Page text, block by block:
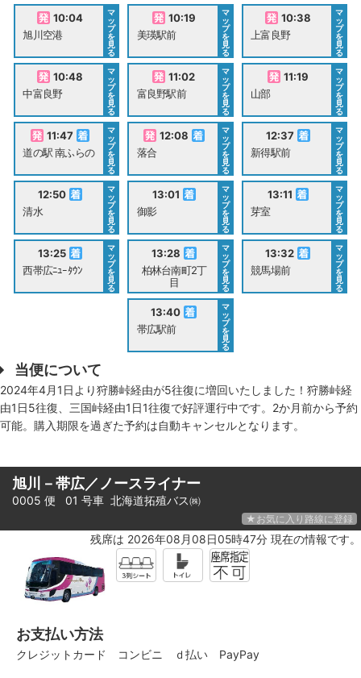
10:04
旭川空港
マ
ッ
プ
を
見
る
10:19
美瑛駅前
マ
ッ
プ
を
見
る
10:38
上富良野
マ
ッ
プ
を
見
る
10:48
中富良野
マ
ッ
プ
を
見
る
11:02
富良野駅前
マ
ッ
プ
を
見
る
11:19
山部
マ
ッ
プ
を
見
る
11:47
道の駅 南ふらの
マ
ッ
プ
を
見
る
12:08
落合
マ
ッ
プ
を
見
る
12:37
新得駅前
マ
ッ
プ
を
見
る
12:50
清水
マ
ッ
プ
を
見
る
13:01
御影
マ
ッ
プ
を
見
る
13:11
芽室
マ
ッ
プ
を
見
る
13:25
西帯広ﾆｭｰﾀｳﾝ
マ
ッ
プ
を
見
る
13:28
柏林台南町2丁
目
マ
ッ
プ
を
見
る
13:32
競馬場前
マ
ッ
プ
を
見
る
13:40
帯広駅前
マ
ッ
プ
を
見
る
当便について
2024年4月1日より狩勝峠経由が5往復に増回いたしました！狩勝峠経
由1日5往復、三国峠経由1日1往復で好評運行中です。2か月前から予約
可能。購入期限を過ぎた予約は自動キャンセルとなります。
旭川－帯広／ノースライナー
0005 便 01 号車 北海道拓殖バス㈱
★お気に入り路線に登録
残席は 2026年08月08日05時47分 現在の情報です。
お支払い方法
クレジットカード コンビニ ｄ払い PayPay